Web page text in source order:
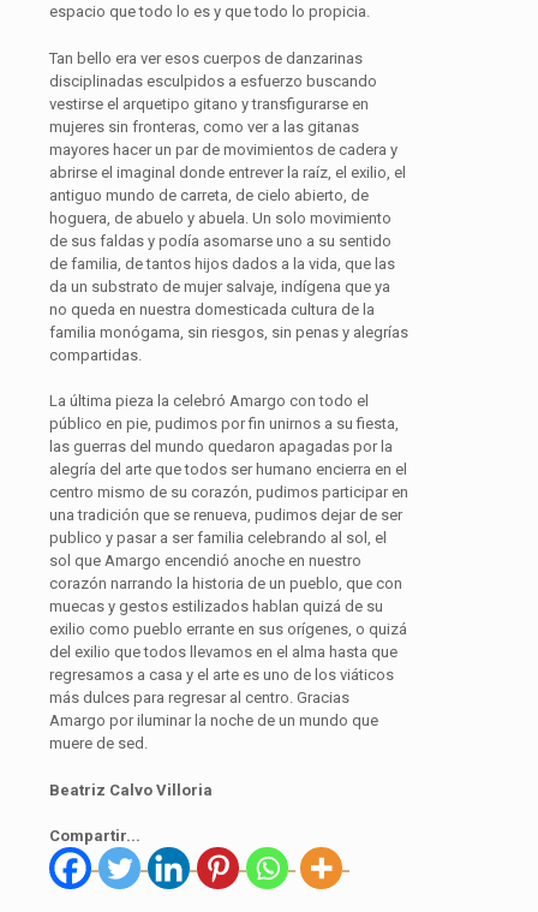
espacio que todo lo es y que todo lo propicia.
Tan bello era ver esos cuerpos de danzarinas
disciplinadas esculpidos a esfuerzo buscando
vestirse el arquetipo gitano y transfigurarse en
mujeres sin fronteras, como ver a las gitanas
mayores hacer un par de movimientos de cadera y
abrirse el imaginal donde entrever la raíz, el exilio, el
antiguo mundo de carreta, de cielo abierto, de
hoguera, de abuelo y abuela. Un solo movimiento
de sus faldas y podía asomarse uno a su sentido
de familia, de tantos hijos dados a la vida, que las
da un substrato de mujer salvaje, indígena que ya
no queda en nuestra domesticada cultura de la
familia monógama, sin riesgos, sin penas y alegrías
compartidas.
La última pieza la celebró Amargo con todo el
público en pie, pudimos por fin unirnos a su fiesta,
las guerras del mundo quedaron apagadas por la
alegría del arte que todos ser humano encierra en el
centro mismo de su corazón, pudimos participar en
una tradición que se renueva, pudimos dejar de ser
publico y pasar a ser familia celebrando al sol, el
sol que Amargo encendió anoche en nuestro
corazón narrando la historia de un pueblo, que con
muecas y gestos estilizados hablan quizá de su
exilio como pueblo errante en sus orígenes, o quizá
del exilio que todos llevamos en el alma hasta que
regresamos a casa y el arte es uno de los viáticos
más dulces para regresar al centro. Gracias
Amargo por iluminar la noche de un mundo que
muere de sed.
Beatriz Calvo Villoria
Compartir...